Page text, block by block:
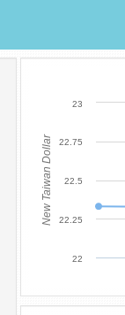
New Taiwan Dollar
22
22.25
22.5
22.75
23